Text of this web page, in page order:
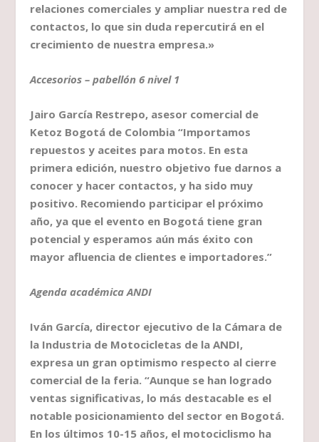
relaciones comerciales y ampliar nuestra red de
contactos, lo que sin duda repercutirá en el
crecimiento de nuestra empresa.»
Accesorios – pabellón 6 nivel 1
Jairo García Restrepo, asesor comercial de
Ketoz Bogotá de Colombia “Importamos
repuestos y aceites para motos. En esta
primera edición, nuestro objetivo fue darnos a
conocer y hacer contactos, y ha sido muy
positivo. Recomiendo participar el próximo
año, ya que el evento en Bogotá tiene gran
potencial y esperamos aún más éxito con
mayor afluencia de clientes e importadores.”
Agenda académica ANDI
Iván García, director ejecutivo de la Cámara de
la Industria de Motocicletas de la ANDI,
expresa un gran optimismo respecto al cierre
comercial de la feria. “Aunque se han logrado
ventas significativas, lo más destacable es el
notable posicionamiento del sector en Bogotá.
En los últimos 10-15 años, el motociclismo ha